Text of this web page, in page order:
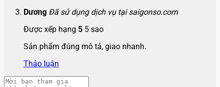
Dương Đã sử dụng dịch vụ tại saigonso.com
Được xếp hạng 5 5 sao
Sản phẩm đúng mô tả, giao nhanh.
Thảo luận